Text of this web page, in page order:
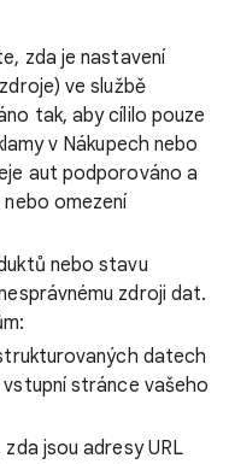
zda je nastavení
ve službě
tak, aby cílilo pouze
v Nákupech nebo
aut podporováno a
omezení
nebo stavu
zdroji dat.
datech
stránce vašeho
jsou adresy URL